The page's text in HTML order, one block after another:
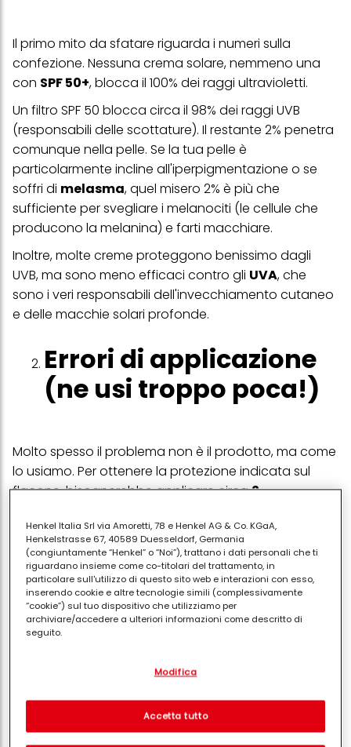
Il primo mito da sfatare riguarda i numeri sulla
confezione. Nessuna crema solare, nemmeno una
con SPF 50+, blocca il 100% dei raggi ultravioletti.
Un filtro SPF 50 blocca circa il 98% dei raggi UVB
(responsabili delle scottature). Il restante 2% penetra
comunque nella pelle. Se la tua pelle è
particolarmente incline all'iperpigmentazione o se
soffri di melasma, quel misero 2% è più che
sufficiente per svegliare i melanociti (le cellule che
producono la melanina) e farti macchiare.
Inoltre, molte creme proteggono benissimo dagli
UVB, ma sono meno efficaci contro gli UVA, che
sono i veri responsabili dell'invecchiamento cutaneo
e delle macchie solari profonde.
Errori di applicazione
(ne usi troppo poca!)
Molto spesso il problema non è il prodotto, ma come
lo usiamo. Per ottenere la protezione indicata sul
flacone, bisognerebbe applicare circa2
di pelle. Per il solo viso, significa la quantità
equivalente a due strisce di crema stese sul dito
indice e medio.
La maggior parte delle persone ne applica meno
della metà. Se usi un SPF 50 ma ne metti pochissimo,
la protezione reale sulla tua pelle potrebbe scendere
Non riapplichi la
crema abbastanza
Henkel Italia Srl via Amoretti, 78 e Henkel AG & Co. KGaA,
Henkelstrasse 67, 40589 Duesseldorf, Germania
(congiuntamente “Henkel” o “Noi”), trattano i dati personali che ti
riguardano insieme come co-titolari del trattamento, in
particolare sull'utilizzo di questo sito web e interazioni con esso,
inserendo cookie e altre tecnologie simili (complessivamente
“cookie”) sul tuo dispositivo che utilizziamo per
archiviare/accedere a ulteriori informazioni come descritto di
seguito.
separati o co-titolari come indicato nella nostra Informativa sulla
pixel, impronte digitali e tecnologie simili" utilizzeremo anche
cookie ed elaboreremo i dati relativi a te per
Modifica
Accetta tutto